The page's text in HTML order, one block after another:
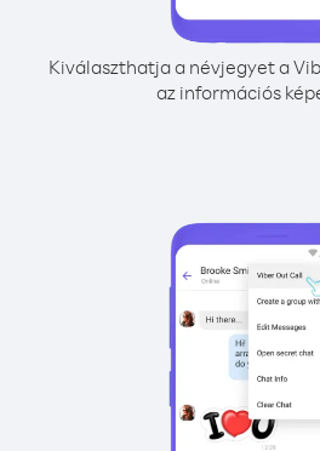
Kiválaszthatja a névjegyet a
az információs